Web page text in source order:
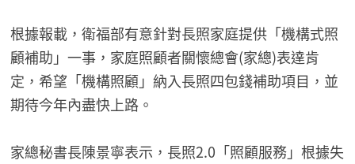
根據報載，衛福部有意針對長照家庭提供「機構式照
顧補助」一事，家庭照顧者關懷總會(家總)表達肯
定，希望「機構照顧」納入長照四包錢補助項目，並
期待今年內盡快上路。
家總秘書長陳景寧表示，長照2.0「照顧服務」根據失